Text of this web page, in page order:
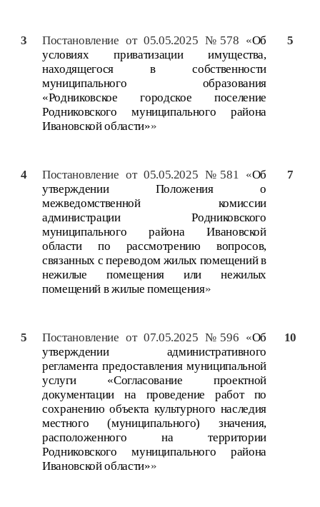
3 Постановление от 05.05.2025 №578 «Об
условиях приватизации имущества,
находящегося в собственности
муниципального образования
«Родниковское городское поселение
Родниковского муниципального района
Ивановской области»»
5
4 Постановление от 05.05.2025 №581 «Об
утверждении Положения о
межведомственной комиссии
администрации Родниковского
муниципального района Ивановской
области по рассмотрению вопросов,
связанных с переводом жилых помещений в
нежилые помещения или нежилых
помещений в жилые помещения»
7
5 Постановление от 07.05.2025 №596 «Об
утверждении административного
регламента предоставления муниципальной
услуги «Согласование проектной
документации на проведение работ по
сохранению объекта культурного наследия
местного (муниципального) значения,
расположенного на территории
Родниковского муниципального района
Ивановской области»»
10